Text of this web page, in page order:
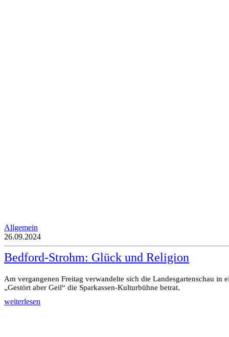
Allgemein
26.09.2024
Bedford-Strohm: Glück und Religion
Am vergangenen Freitag verwandelte sich die Landesgartenschau in
„Gestört aber Geil“ die Sparkassen-Kulturbühne betrat.
weiterlesen